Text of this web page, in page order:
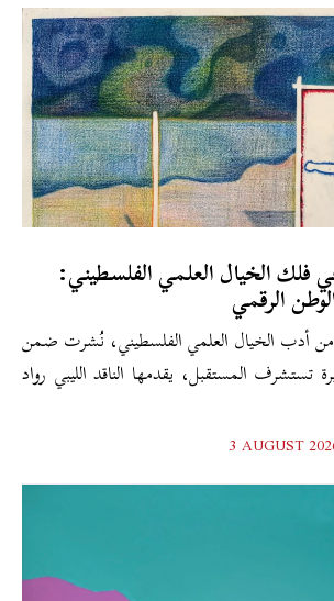
فلك الخيال العلمي الفلسطيني:
أدب الخيال العلمي الفلسطيني، نُشرت ضمن
المستقبل، يقدمها الناقد الليبي رواد
3 AUGUST